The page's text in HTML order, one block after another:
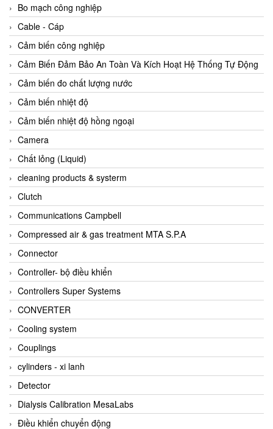
Aichi Tokei Denki Vietnam
Aii Vietnam
AIKOH
AINUO Vietnam
AIR MAJOR
Aira Euro Automation
Airtac Vietnam
Airtec Vietnam
AI-Tek Vietnam
Akerstroms Viet Nam
AKO Armaturen & Separationstechnik
AKO Armaturen & Separationstechnik Vietnam
AKUSENSE
ALA OFFICINE SPA
Albrecht-Automatik Viet Nam
Allen Bradley Vietnam
Alpha Moisture Vietnam
Alpha-Achem Vietnam
Alphino
ALRE-IT Vietnam
Altech
Amarillo Gear
Ametek
Bo mạch công nghiệp
Cable - Cáp
Cảm biến công nghiệp
Cảm Biến Đảm Bảo An Toàn Và Kích Hoạt Hệ Thống Tự Động
Cảm biến đo chất lượng nước
Cảm biến nhiệt độ
Cảm biến nhiệt độ hồng ngoại
Camera
Chất lỏng (Liquid)
cleaning products & systerm
Clutch
Communications Campbell
Compressed air & gas treatment MTA S.P.A
Connector
Controller- bộ điều khiển
Controllers Super Systems
CONVERTER
Cooling system
Couplings
cylinders - xi lanh
Detector
Dialysis Calibration MesaLabs
Điều khiển chuyển động